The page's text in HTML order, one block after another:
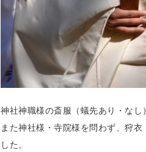
神社神職様の斎服（蟻先あり・なし
また神社様・寺院様を問わず、狩
した。